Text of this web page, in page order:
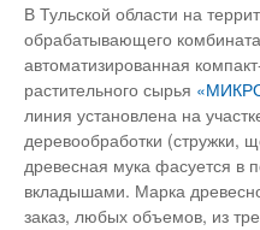
В Тульской области на
обрабатывающего
автоматизированная
растительного сырья
линия установлена на
деревообработки (стружки,
древесная мука фасуется в
вкладышами. Марка
заказ, любых объемов, из